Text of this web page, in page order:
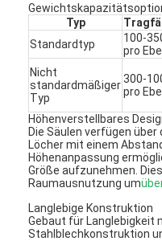
Typ
Standardtyp
100-
pro
Nicht
standardmäßiger
Typ
300-
pro
Höhenverstellbares
Die Säulen verfügen
Löcher mit einem
Höhenanpassung
Größe aufzunehmen.
Raumausnutzung um
Langlebige Konstruktion
Gebaut für Langlebigkeit
Stahlblechkonstruktion